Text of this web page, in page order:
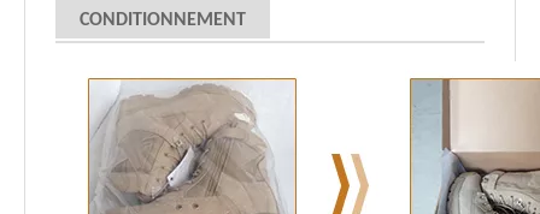
CONDITIONNEMENT